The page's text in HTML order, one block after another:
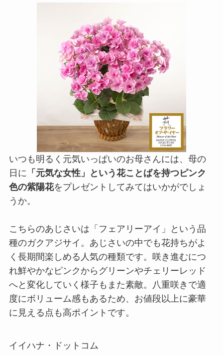
いつも明るく元気いっぱいのお母さんには、母の
日に 「元気な女性」という花ことばを持つピンク
色の紫陽花をプレゼントしてみてはいかがでしょ
うか。
こちらのあじさいは「フェアリーアイ」という品
種のガクアジサイ。あじさいの中でも花持ちがよ
く長期間楽しめる人気の種類です。咲き進むにつ
れ鮮やかなピンクからグリーンやチェリーレッド
へと変化していく様子もまた素敵。八重咲きで適
度にボリューム感もあるため、お値段以上に豪華
に見える点も高ポイントです。
イイハナ・ドットコム